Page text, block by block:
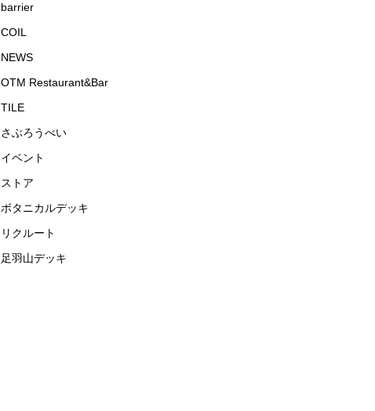
barrier
COIL
NEWS
OTM Restaurant&Bar
TILE
さぶろうべい
イベント
ストア
ボタニカルデッキ
リクルート
足羽山デッキ